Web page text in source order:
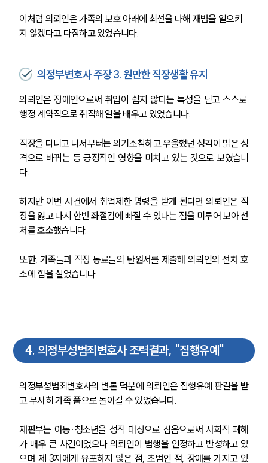
팀소개
팀소개
대륜의 강점
오시는 길
글로벌 파트너 로펌
이처럼 의뢰인은 가족의 보호 아래에 최선을 다해 재범을 일으키
지 않겠다고 다짐하고 있었습니다.
의정부변호사 주장 3. 원만한 직장생활 유지
의뢰인은 장애인으로써 취업이 쉽지 않다는 특성을 딛고 스스로
행정 계약직으로 취직해 일을 배우고 있었습니다.
직장을 다니고 나서부터는 의기소침하고 우울했던 성격이 밝은 성
격으로 바뀌는 등 긍정적인 영향을 미치고 있는 것으로 보였습니
다.
하지만 이번 사건에서 취업제한 명령을 받게 된다면 의뢰인은 직
장을 잃고 다시 한번 좌절감에 빠질 수 있다는 점을 미루어 보아 선
처를 호소했습니다.
또한, 가족들과 직장 동료들의 탄원서를 제출해 의뢰인의 선처 호
소에 힘을 실었습니다.
4. 의정부성범죄변호사 조력결과, "집행유예"
의정부성범죄변호사의 변론 덕분에 의뢰인은 집행유예 판결을 받
고 무사히 가족 품으로 돌아갈 수 있었습니다.
재판부는 아동·청소년을 성적 대상으로 삼음으로써 사회적 폐해
가 매우 큰 사건이었으나 의뢰인이 범행을 인정하고 반성하고 있
으며 제 3자에게 유포하지 않은 점, 초범인 점, 장애를 가지고 있